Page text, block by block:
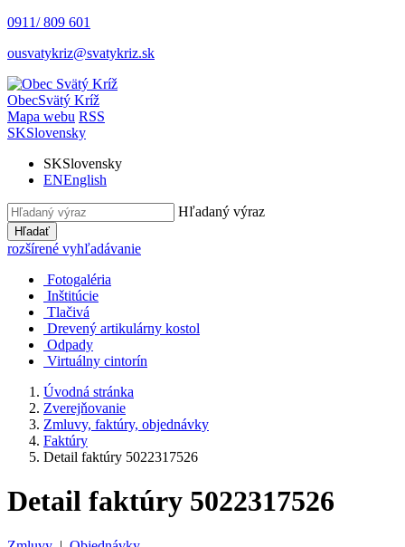
0911/ 809 601
ousvatykriz@svatykriz.sk
ObecSvätý Kríž
Mapa webu RSS
SKSlovensky
SKSlovensky
ENEnglish
Hľadaný výraz
Hľadať
rozšírené vyhľadávanie
Fotogaléria
Inštitúcie
Tlačivá
Drevený artikulárny kostol
Odpady
Virtuálny cintorín
Úvodná stránka
Zverejňovanie
Zmluvy, faktúry, objednávky
Faktúry
Detail faktúry 5022317526
Detail faktúry 5022317526